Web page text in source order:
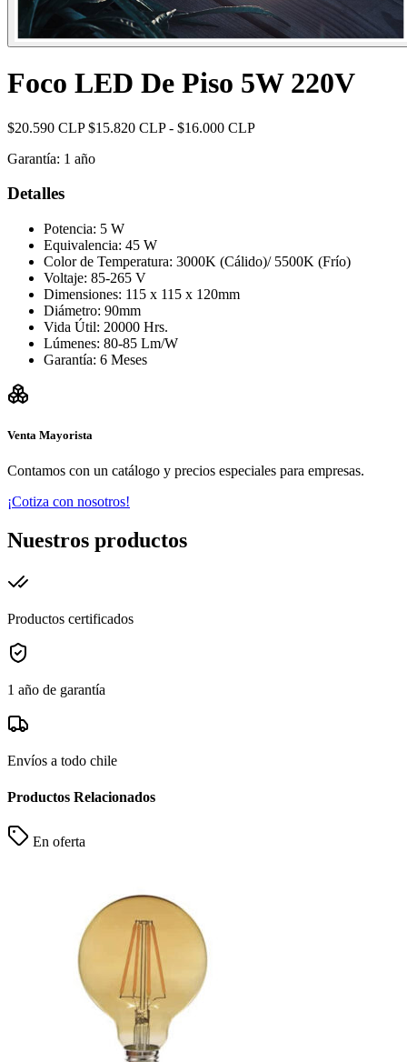
Foco LED De Piso 5W 220V
$20.590 CLP $15.820 CLP - $16.000 CLP
Garantía: 1 año
Detalles
Potencia: 5 W
Equivalencia: 45 W
Color de Temperatura: 3000K (Cálido)/ 5500K (Frío)
Voltaje: 85-265 V
Dimensiones: 115 x 115 x 120mm
Diámetro: 90mm
Vida Útil: 20000 Hrs.
Lúmenes: 80-85 Lm/W
Garantía: 6 Meses
Venta Mayorista
Contamos con un catálogo y precios especiales para empresas.
¡Cotiza con nosotros!
Nuestros productos
Productos certificados
1 año de garantía
Envíos a todo chile
Productos Relacionados
En oferta